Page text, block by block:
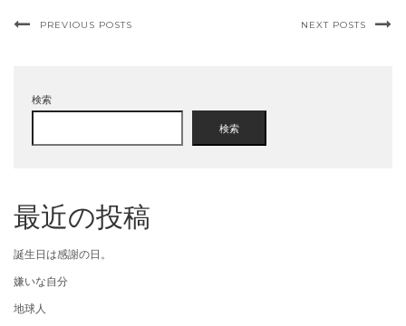
PREVIOUS POSTS NEXT POSTS
検索
検索
最近の投稿
誕生日は感謝の日。
嫌いな自分
地球人